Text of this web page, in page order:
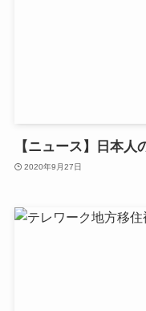
【ニュース】日本
2020年9月27日